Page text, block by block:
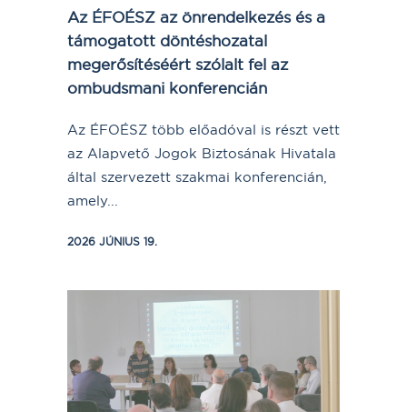
Az ÉFOÉSZ az önrendelkezés és a
támogatott döntéshozatal
megerősítéséért szólalt fel az
ombudsmani konferencián
Az ÉFOÉSZ több előadóval is részt vett
az Alapvető Jogok Biztosának Hivatala
által szervezett szakmai konferencián,
amely...
2026 JÚNIUS 19.